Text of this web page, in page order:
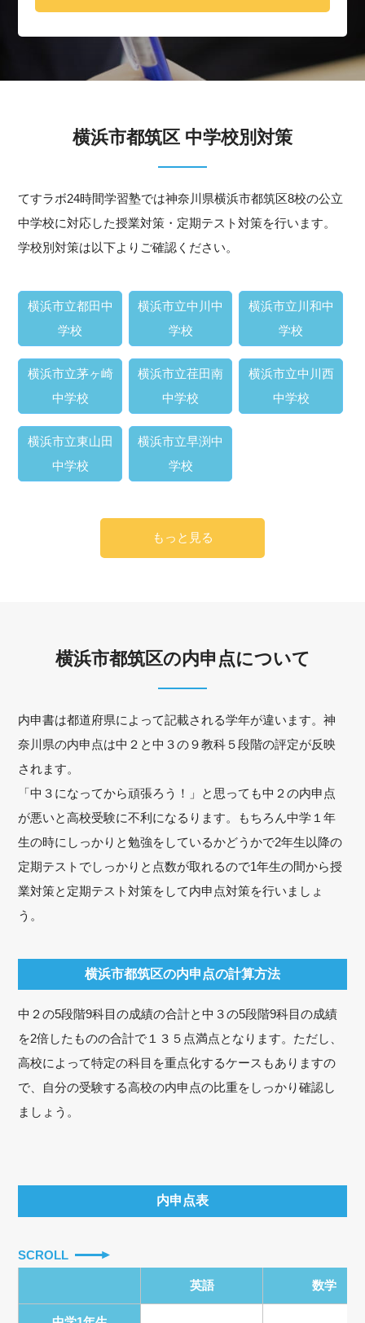
横浜市都筑区 中学校別対策
てすラボ24時間学習塾では神奈川県横浜市都筑区8校の公立
中学校に対応した授業対策・定期テスト対策を行います。
学校別対策は以下よりご確認ください。
横浜市立都田中
学校
横浜市立中川中
学校
横浜市立川和中
学校
横浜市立茅ヶ崎
中学校
横浜市立荏田南
中学校
横浜市立中川西
中学校
横浜市立東山田
中学校
横浜市立早渕中
学校
もっと見る
横浜市都筑区の内申点について
内申書は都道府県によって記載される学年が違います。神
奈川県の内申点は中２と中３の９教科５段階の評定が反映
されます。
「中３になってから頑張ろう！」と思っても中２の内申点
が悪いと高校受験に不利になるります。もちろん中学１年
生の時にしっかりと勉強をしているかどうかで2年生以降の
定期テストでしっかりと点数が取れるので1年生の間から授
業対策と定期テスト対策をして内申点対策を行いましょ
う。
横浜市都筑区の内申点の計算方法
中２の5段階9科目の成績の合計と中３の5段階9科目の成績
を2倍したものの合計で１３５点満点となります。ただし、
高校によって特定の科目を重点化するケースもありますの
で、自分の受験する高校の内申点の比重をしっかり確認し
ましょう。
内申点表
SCROLL
英語 数学